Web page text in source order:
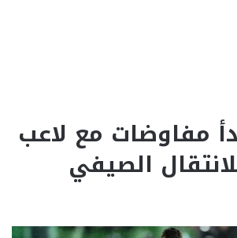
مفاوضات مع لاعب
الصيفي